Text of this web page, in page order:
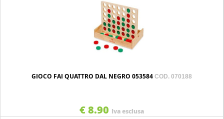
GIOCO FAI QUATTRO DAL NEGRO 053584 COD. 070188
€ 8.90 Iva esclusa